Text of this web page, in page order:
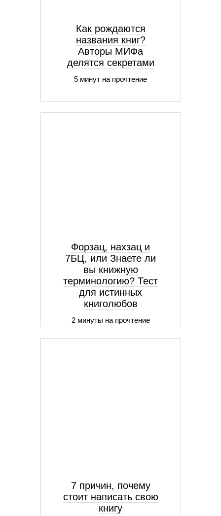
Как рождаются
названия книг?
Авторы МИФа
делятся секретами
5 минут на прочтение
Форзац, нахзац и
7БЦ, или Знаете ли
вы книжную
терминологию? Тест
для истинных
книголюбов
2 минуты на прочтение
7 причин, почему
стоит написать свою
книгу